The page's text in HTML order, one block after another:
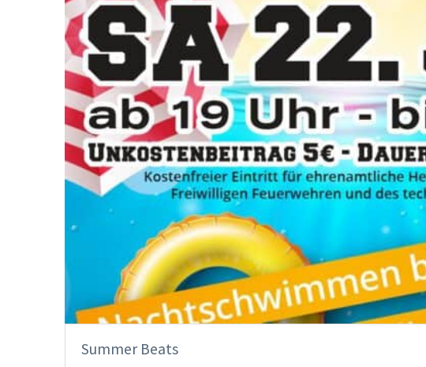
Summer Beats